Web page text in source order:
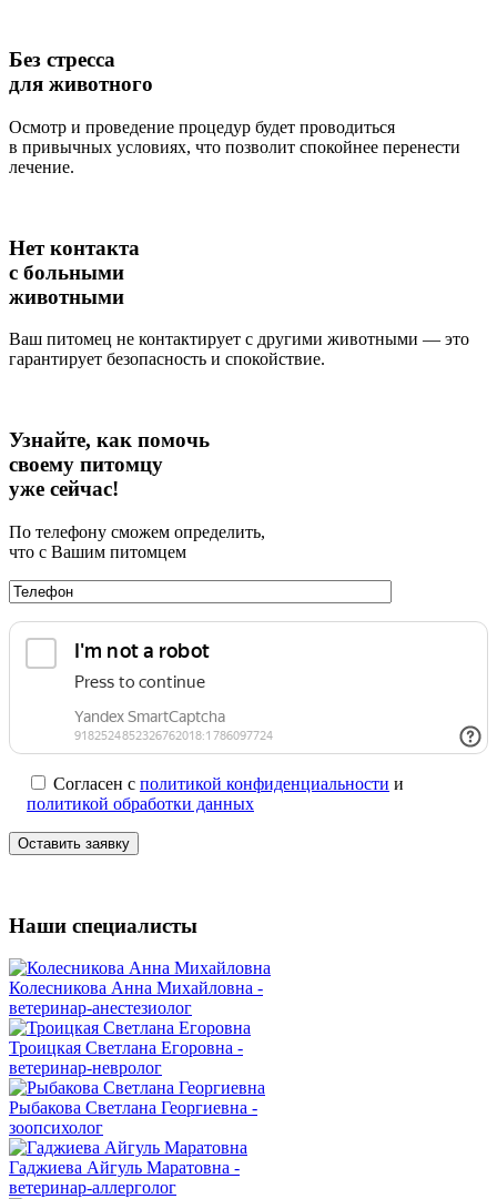
Без стресса
для животного
Осмотр и проведение процедур будет проводиться
в привычных условиях, что позволит спокойнее перенести
лечение.
Нет контакта
с больными
животными
Ваш питомец не контактирует с другими животными — это
гарантирует безопасность и спокойствие.
Узнайте, как помочь
своему питомцу
уже сейчас!
По телефону сможем определить,
что с Вашим питомцем
Согласен с политикой конфиденциальности и
политикой обработки данных
Наши специалисты
Колесникова Анна Михайловна -
ветеринар-анестезиолог
Троицкая Светлана Егоровна -
ветеринар-невролог
Рыбакова Светлана Георгиевна -
зоопсихолог
Гаджиева Айгуль Маратовна -
ветеринар-аллерголог